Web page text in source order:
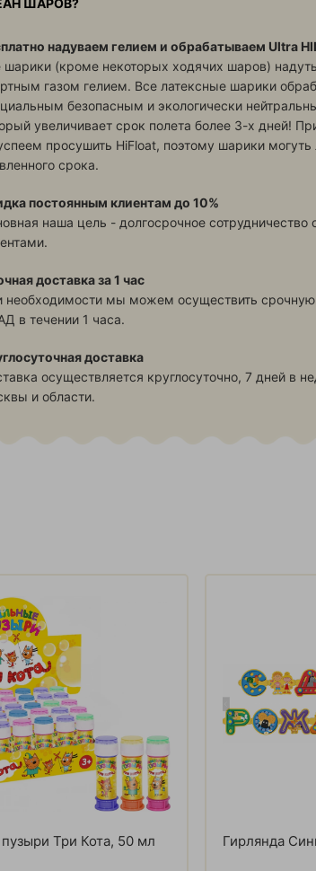
ШАРОВ?
надуваем гелием и обрабатываем Ultra
шарики (кроме некоторых ходячих шаров)
газом гелием. Все латексные шарики
безопасным и экологически
увеличивает срок полета более 3-х дней!
просушить HiFloat, поэтому шарики
срока.
постоянным клиентам до 10%
наша цель - долгосрочное
доставка за 1 час
необходимости мы можем осуществить срочную
в течении 1 часа.
доставка
осуществляется круглосуточно, 7 дней в
и области.
Три Кота, 50 мл Гирлянда